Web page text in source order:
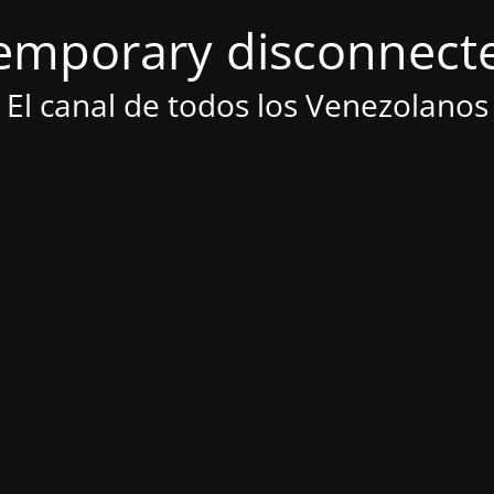
El canal de todos los Venezolanos